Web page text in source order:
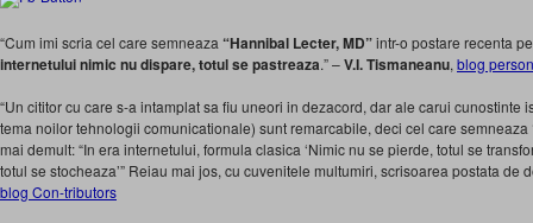
“Cum imi scria cel care semneaza “Hannibal Lecter, MD”intr-o postare recenta
internetului nimic nu dispare, totul se pastreaza.” –V.I. Tismaneanu, blog
“Un cititor cu care s-a intamplat sa fiu uneori in dezacord, dar ale carui cunostinte
tema noilor tehnologii comunicationale) sunt remarcabile, deci cel care semneaza
mai demult: “In era internetului, formula clasica ‘Nimic nu se pierde, totul se
totul se stocheaza’” Reiau mai jos, cu cuvenitele multumiri, scrisoarea postata de
blog Con-tributors